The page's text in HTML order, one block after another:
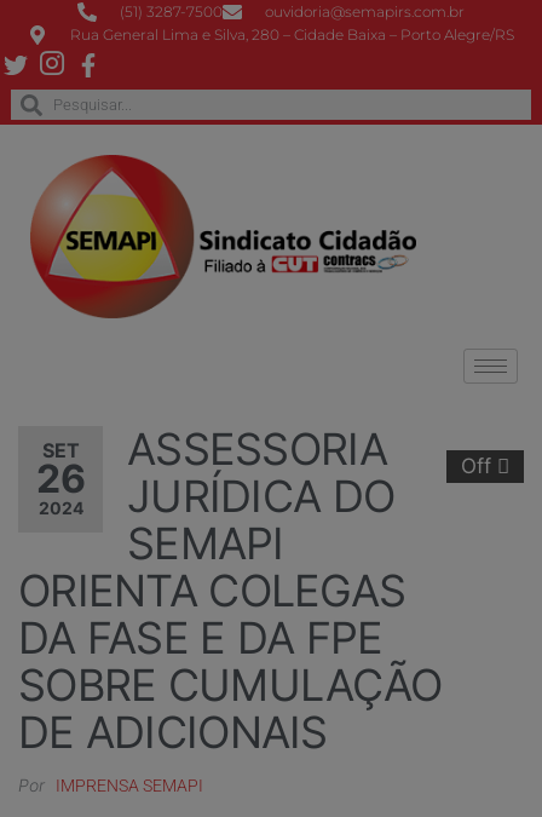
(51) 3287-7500
ouvidoria@semapirs.com.br
Rua General Lima e Silva, 280 – Cidade Baixa – Porto Alegre/RS
SET
26
2024
Off
ASSESSORIA
JURÍDICA DO
SEMAPI
ORIENTA COLEGAS
DA FASE E DA FPE
SOBRE CUMULAÇÃO
DE ADICIONAIS
Por IMPRENSA SEMAPI